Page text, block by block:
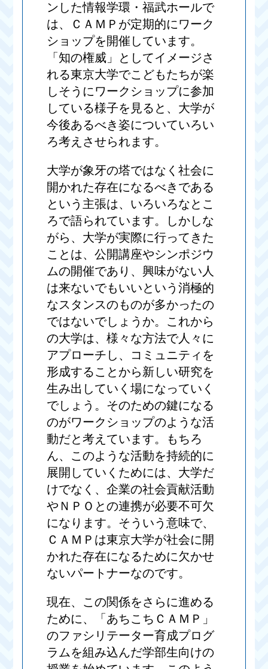
ンした情報学環・福武ホールで
は、ＣＡＭＰが定期的にワーク
ショップを開催しています。
「知の権威」としてイメージさ
れる東京大学でこどもたちが楽
しそうにワークショップに参加
している様子を見ると、大学が
今後あるべき姿についていろい
ろ考えさせられます。
大学が象牙の塔ではなく社会に
開かれた存在になるべきである
という主張は、いろいろなとこ
ろで語られています。しかしな
がら、大学が実際に行ってきた
ことは、公開講座やシンポジウ
ムの開催であり、興味がない人
は来ないでもいいという消極的
なスタンスのものが多かったの
ではないでしょうか。これから
の大学は、様々な方法で人々に
アプローチし、コミュニティを
形成することから新しい研究を
生み出していく場になっていく
でしょう。そのための鍵になる
のがワークショップのような活
動だと考えています。もちろ
ん、このような活動を持続的に
展開していくためには、大学だ
けでなく、企業の社会貢献活動
やＮＰＯとの連携が必要不可欠
になります。そういう意味で、
ＣＡＭＰは東京大学が社会に開
かれた存在になるために欠かせ
ないパートナーなのです。
現在、この関係をさらに進める
ために、「あちこちＣＡＭＰ」
のファシリテーター育成プログ
ラムを組み込んだ学部生向けの